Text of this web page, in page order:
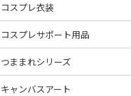
コスプレ衣装
コスプレサポート用品
つままれシリーズ
キャンバスアート